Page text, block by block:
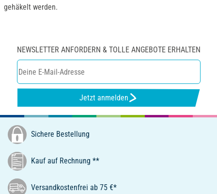
gehäkelt werden.
NEWSLETTER ANFORDERN & TOLLE ANGEBOTE ERHALTEN
Jetzt anmelden
Sichere Bestellung
Kauf auf Rechnung **
Versandkostenfrei ab 75 €*